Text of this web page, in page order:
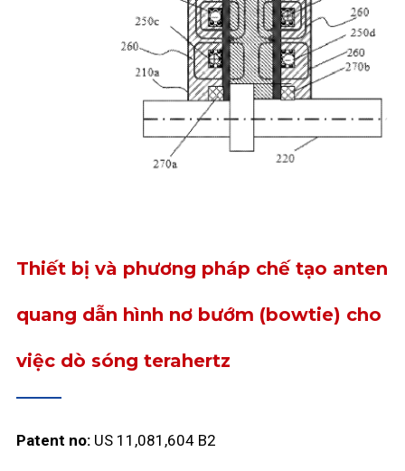
Thiết bị và phương pháp chế tạo anten
quang dẫn hình nơ bướm (bowtie) cho
việc dò sóng terahertz
Patent no:US 11,081,604 B2